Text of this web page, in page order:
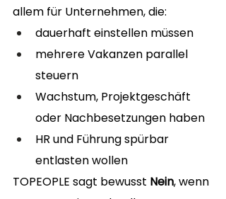
allem für Unternehmen, die:
dauerhaft einstellen müssen
mehrere Vakanzen parallel
steuern
Wachstum, Projektgeschäft
oder Nachbesetzungen haben
HR und Führung spürbar
entlasten wollen
TOPEOPLE sagt bewusst Nein, wenn